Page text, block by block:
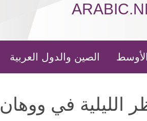
الصين والدول العربية
الليلية في ووهان